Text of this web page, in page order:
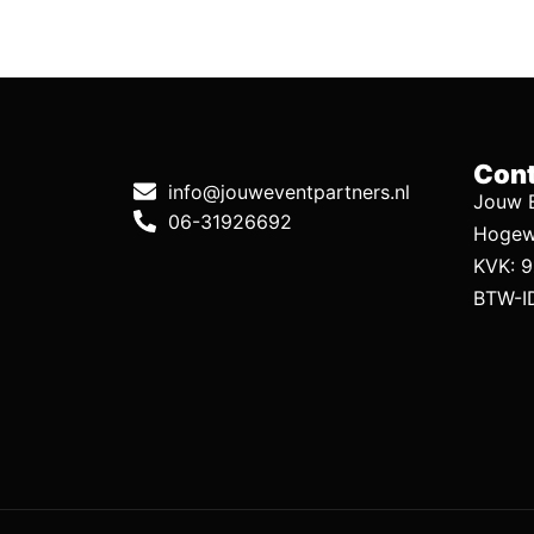
info@jouweventpartners.nl
06-31926692
Jouw
KVK:
BTW-